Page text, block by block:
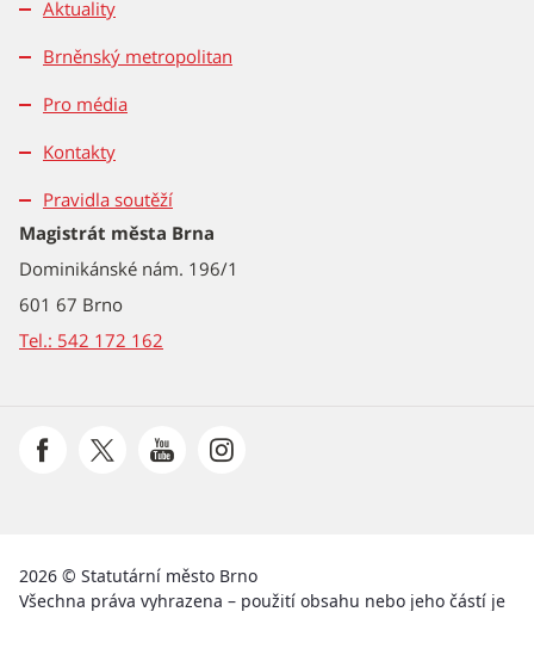
Aktuality
Brněnský metropolitan
Pro média
Kontakty
Pravidla soutěží
Magistrát města Brna
Dominikánské nám. 196/1
601 67 Brno
Tel.: 542 172 162
2026 © Statutární město Brno
Všechna práva vyhrazena – použití obsahu nebo jeho částí je